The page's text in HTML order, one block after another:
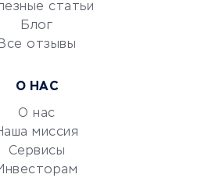
статьи
Блог
Все отзывы
О НАС
О нас
миссия
Сервисы